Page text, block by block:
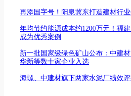
再添国字号！阳泉冀东打造建材行
年均节约能源成本约1200万元！福
成为优秀案例
新一批国家级绿色矿山公布：中建
华新等数十家企业入选
海螺、中建材旗下两家水泥厂绩效